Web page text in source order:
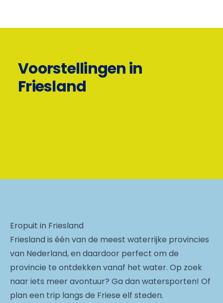
Voorstellingen in
Friesland
Eropuit in Friesland
Friesland is één van de meest waterrijke provincies
van Nederland, en daardoor perfect om de
provincie te ontdekken vanaf het water. Op zoek
naar iets meer avontuur? Ga dan watersporten! Of
plan een trip langs de Friese elf steden.